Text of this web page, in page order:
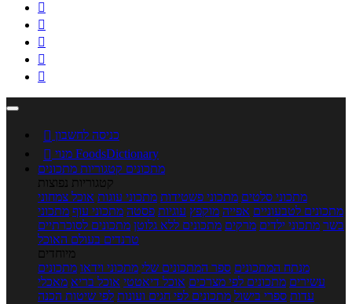





 כניסה לחשבון

מנוי FoodsDictionary
מתכונים קטגוריות מתכונים
קטגוריות נפוצות
מתכוני סלטים מתכוני פשטידות מתכוני עוגות אוכל צמחוני
מתכונים לטבעוניים אפייה מוקפץ עוגיות פסטה מתכוני עוף מתכוני
בשר מתכוני ילדים מרקים מתכונים ללא גלוטן מתכונים לסוכרתיים
טרנדים בעולם האוכל
מיוחדים
מנתח המתכונים ספר המתכונים שלי מתכוני וידאו מתכונים
עשירים מתכונים לפי מצרכים אוכל דיאטטי אוכל בריא מאכלי
עדות ספרי בישול מתכונים לפי חגים ועונות לפי שיטות הכנה